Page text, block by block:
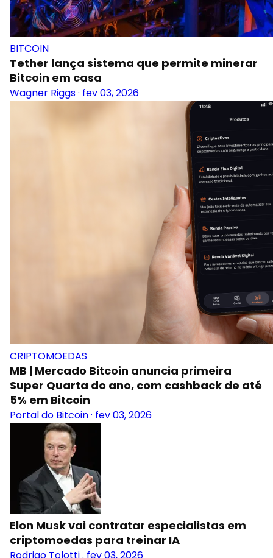
BITCOIN
Tether lança sistema que permite minerar
Bitcoin em casa
Wagner Riggs· fev 03, 2026
CRIPTOMOEDAS
MB | Mercado Bitcoin anuncia primeira
Super Quarta do ano, com cashback de até
5% em Bitcoin
Portal do Bitcoin· fev 03, 2026
Elon Musk vai contratar especialistas em
criptomoedas para treinar IA